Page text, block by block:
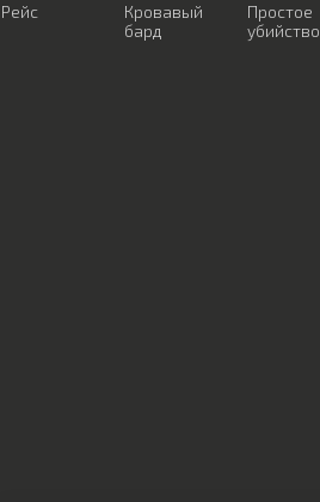
Рейс
Кровавый
бард
Простое
убийство